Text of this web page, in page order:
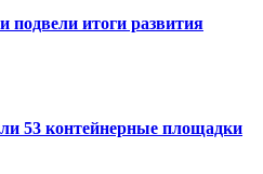
подвели итоги развития
53 контейнерные площадки